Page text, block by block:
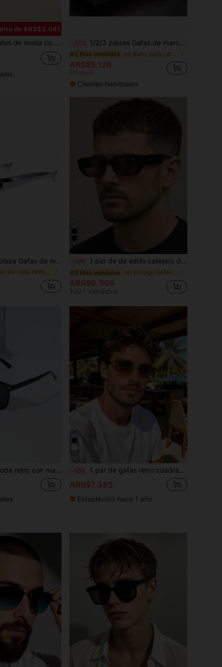
de ARS$3.041
hombres, adecuadas para uso diario, conducir, playa de verano, actividades al aire libre y viajes -21% 1/2/3 piezas Gafas de marco cuadrado retro, unicolor, estilo callejero casual unisex, para deportes al aire libre, playa, fotografía, todas las estaciones
#2 Más vendidos
ARS$5.126
Estimado
Clientes habituales
moda futuristas de una sola pieza con espejo, diseño único con forma de pez electrochapado, adecuado para uso diario
en De calle Hombres Gafas y accesorios para gafas
-10% 1 par de de estilo callejero de vacaciones con montura ovalada de PC negra, estilo retro y patas anchas con remaches personalizados
#3 Más vendidos en Vintage Gafas de moda para hombre
ARS$6.305
100+ vendidos
múltiples escenarios al aire libre, adecuadas para desplazamientos diarios, conducir, reuniones sociales, compras, festivales de música, negocios ligeros -10% 1 par de gafas retro cuadradas sin marco marrón con parte superior plana, adecuadas para vacaciones al aire libre, senderismo, fiestas en la playa y otras actividades de verano y viajes al aire libre
ARS$7.382
Establecido hace 1 año